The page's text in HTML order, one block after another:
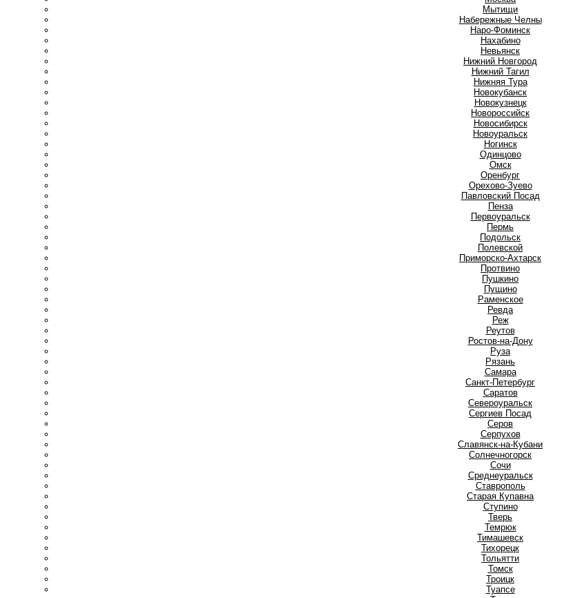
Мытищи
Набережные Челны
Наро-Фоминск
Нахабино
Невьянск
Нижний Новгород
Нижний Тагил
Нижняя Тура
Новокубанск
Новокузнецк
Новороссийск
Новосибирск
Новоуральск
Ногинск
Одинцово
Омск
Оренбург
Орехово-Зуево
Павловский Посад
Пенза
Первоуральск
Пермь
Подольск
Полевской
Приморско-Ахтарск
Протвино
Пушкино
Пущино
Раменское
Ревда
Реж
Реутов
Ростов-на-Дону
Руза
Рязань
Самара
Санкт-Петербург
Саратов
Североуральск
Сергиев Посад
Серов
Серпухов
Славянск-на-Кубани
Солнечногорск
Сочи
Среднеуральск
Ставрополь
Старая Купавна
Ступино
Тверь
Темрюк
Тимашевск
Тихорецк
Тольятти
Томск
Троицк
Туапсе